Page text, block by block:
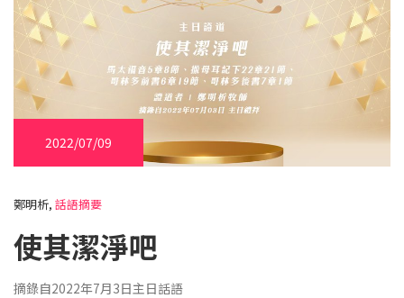
2022/07/09
鄭明析, 話語摘要
使其潔淨吧
摘錄自2022年7月3日主日話語